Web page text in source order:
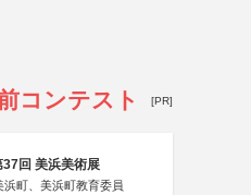
コンテスト [PR]
回 美浜美術展
浜町、美浜町教育委員